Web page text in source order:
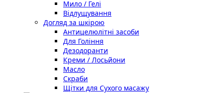
Мило / Гелі
Відлущування
Догляд за шкірою
Антицелюлітні засоби
Для Гоління
Дезодоранти
Креми / Лосьйони
Масло
Скраби
Щітки для Сухого масажу